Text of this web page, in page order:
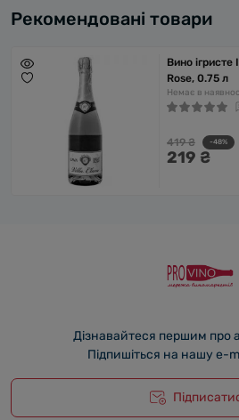
Рекомендовані товари
Вино ігристе
Rose, 0.75 л
Немає в
419 ₴ -48%
219 ₴
Дізнавайтеся першим про
Підпишіться на нашу e-